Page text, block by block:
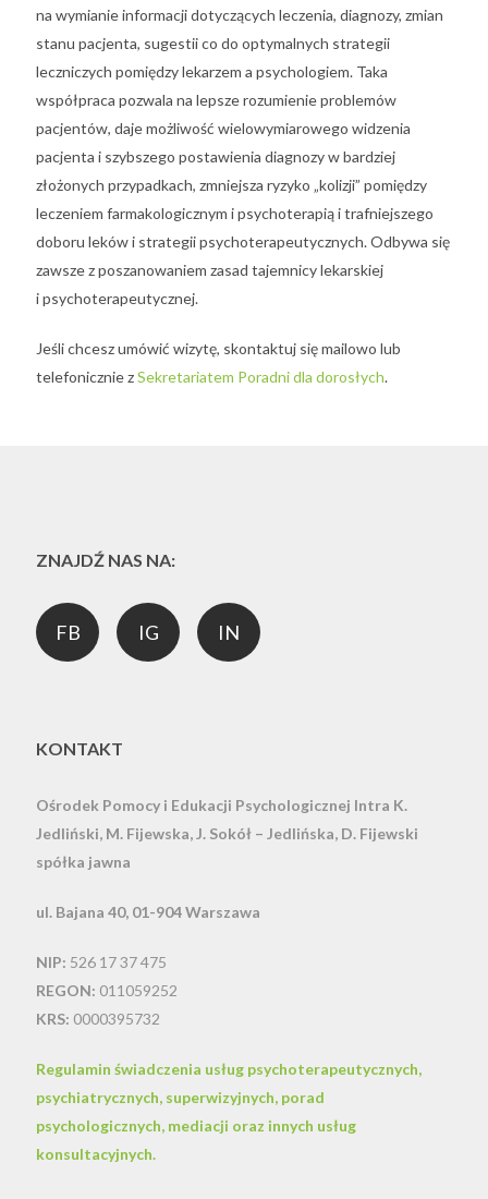
na wymianie informacji dotyczących leczenia, diagnozy, zmian
stanu pacjenta, sugestii co do optymalnych strategii
leczniczych pomiędzy lekarzem a psychologiem. Taka
współpraca pozwala na lepsze rozumienie problemów
pacjentów, daje możliwość wielowymiarowego widzenia
pacjenta i szybszego postawienia diagnozy w bardziej
złożonych przypadkach, zmniejsza ryzyko „kolizji” pomiędzy
leczeniem farmakologicznym i psychoterapią i trafniejszego
doboru leków i strategii psychoterapeutycznych. Odbywa się
zawsze z poszanowaniem zasad tajemnicy lekarskiej
i psychoterapeutycznej.
Jeśli chcesz umówić wizytę, skontaktuj się mailowo lub
telefonicznie zSekretariatem Poradni dla dorosłych.
ZNAJDŹ NAS NA:
FB IG IN
KONTAKT
Ośrodek Pomocy i Edukacji Psychologicznej Intra K.
Jedliński, M. Fijewska, J. Sokół – Jedlińska, D. Fijewski
spółka jawna
ul. Bajana 40, 01-904 Warszawa
NIP: 526 17 37 475
REGON: 011059252
KRS: 0000395732
Regulamin świadczenia usług psychoterapeutycznych,
psychiatrycznych, superwizyjnych, porad
psychologicznych, mediacji oraz innych usług
konsultacyjnych.